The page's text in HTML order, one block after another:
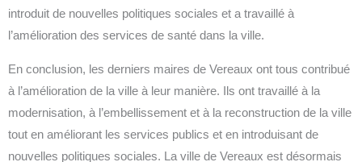
introduit de nouvelles politiques sociales et a travaillé à
l’amélioration des services de santé dans la ville.
En conclusion, les derniers maires de Vereaux ont tous contribué
à l’amélioration de la ville à leur manière. Ils ont travaillé à la
modernisation, à l’embellissement et à la reconstruction de la ville
tout en améliorant les services publics et en introduisant de
nouvelles politiques sociales. La ville de Vereaux est désormais